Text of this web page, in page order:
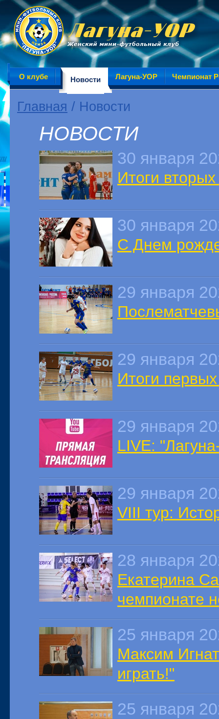
О клубе Новости Лагуна-УОР Чемпионат
Главная / Новости
НОВОСТИ
30 января
Итоги
30 января
С Днем
29 января
29 января
Итоги
29 января
LIVE:
29 января
VIII тур:
28 января
Екатерина
чемпионате
25 января
Максим
играть!"
25 января